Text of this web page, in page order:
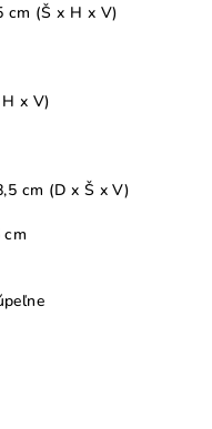
cm (Š x H x V)
x V)
cm (D x Š x V)